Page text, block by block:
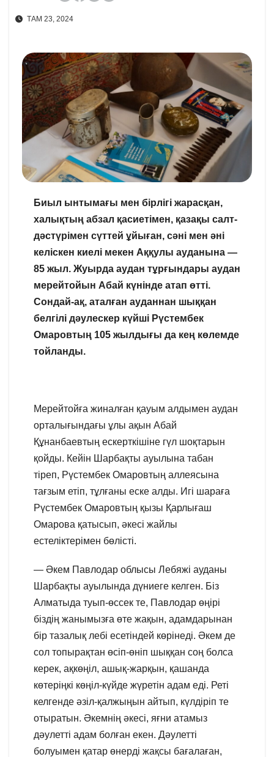
ТАМ 23, 2024
Биыл ынтымағы мен бірлігі жарасқан,
халықтың абзал қасиетімен, қазақы салт-
дәстүрімен сүттей ұйыған, сәні мен әні
келіскен киелі мекен Аққулы ауданына —
85 жыл. Жуырда аудан тұрғындары аудан
мерейтойын Абай күнінде атап өтті.
Сондай-ақ, аталған ауданнан шыққан
белгілі дәулескер күйші Рүстембек
Омаровтың 105 жылдығы да кең көлемде
тойланды.
Мерейтойға жиналған қауым алдымен аудан
орталығындағы ұлы ақын Абай
Құнанбаевтың ескерткішіне гүл шоқтарын
қойды. Кейін Шарбақты ауылына табан
тіреп, Рүстембек Омаровтың аллеясына
тағзым етіп, тұлғаны еске алды. Игі шараға
Рүстембек Омаровтың қызы Қарлығаш
Омарова қатысып, әкесі жайлы
естеліктерімен бөлісті.
— Әкем Павлодар облысы Лебяжі ауданы
Шарбақты ауылында дүниеге келген. Біз
Алматыда туып-өссек те, Павлодар өңірі
біздің жанымызға өте жақын, адамдарынан
бір тазалық лебі есетіндей көрінеді. Әкем де
сол топырақтан өсіп-өніп шыққан соң болса
керек, ақкөңіл, ашық-жарқын, қашанда
көтеріңкі көңіл-күйде жүретін адам еді. Реті
келгенде әзіл-қалжыңын айтып, күлдіріп те
отыратын. Әкемнің әкесі, яғни атамыз
дәулетті адам болған екен. Дәулетті
болуымен қатар өнерді жақсы бағалаған,